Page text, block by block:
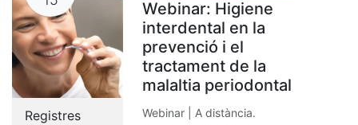
Registres
Webinar: Higiene
interdental en la
prevenció i el
tractament de la
malaltia periodontal
Webinar | A distància.